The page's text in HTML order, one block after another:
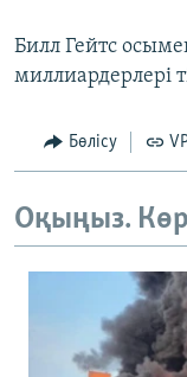
Билл Гейтс
миллиардерлері
Бөлісу
Оқыңыз.